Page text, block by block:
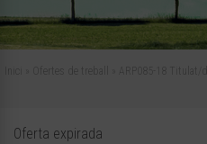
Oferta expirada